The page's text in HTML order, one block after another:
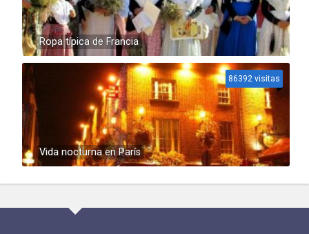
Ropa típica de Francia
Vida nocturna en París
86392 visitas